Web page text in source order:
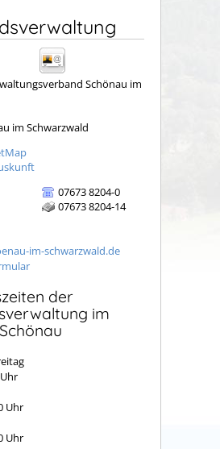
Schönau im
im Schwarzwald
07673 8204-0
07673 8204-14
im-schwarzwald.de
der
im
Uhr
Uhr